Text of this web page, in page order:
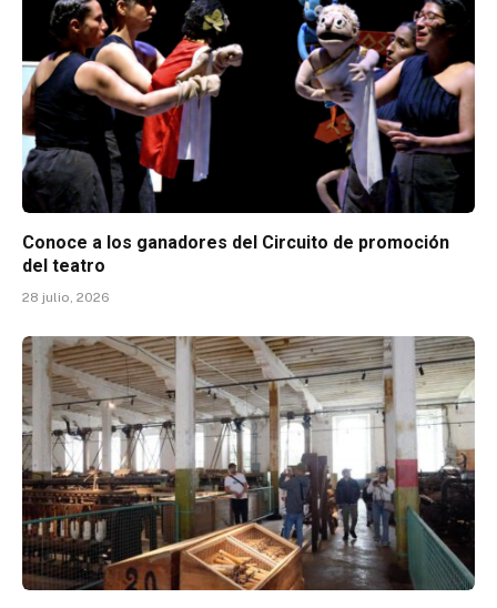
Conoce a los ganadores del Circuito de promoción
del teatro
28 julio, 2026